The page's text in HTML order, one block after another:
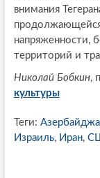
внимания
напряженности,
территорий и
Николай Бобкин,
культуры
Теги:
Израиль, Иран,